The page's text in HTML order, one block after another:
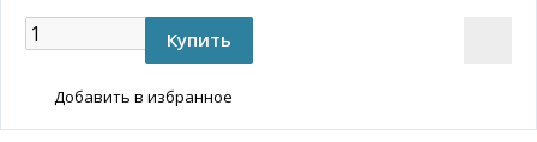
Добавить в избранное